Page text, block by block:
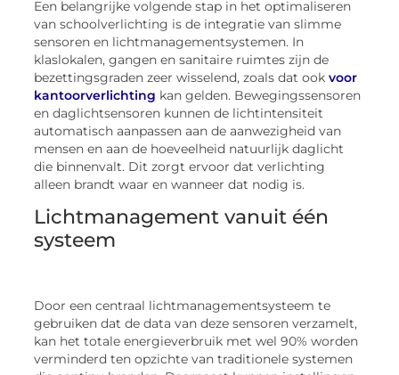
Een belangrijke volgende stap in het optimaliseren
van schoolverlichting is de integratie van slimme
sensoren en lichtmanagementsystemen. In
klaslokalen, gangen en sanitaire ruimtes zijn de
bezettingsgraden zeer wisselend, zoals dat ookvoor
kantoorverlichting kan gelden. Bewegingssensoren
en daglichtsensoren kunnen de lichtintensiteit
automatisch aanpassen aan de aanwezigheid van
mensen en aan de hoeveelheid natuurlijk daglicht
die binnenvalt. Dit zorgt ervoor dat verlichting
alleen brandt waar en wanneer dat nodig is.
Lichtmanagement vanuit één
systeem
Door een centraal lichtmanagementsysteem te
gebruiken dat de data van deze sensoren verzamelt,
kan het totale energieverbruik met wel 90% worden
verminderd ten opzichte van traditionele systemen